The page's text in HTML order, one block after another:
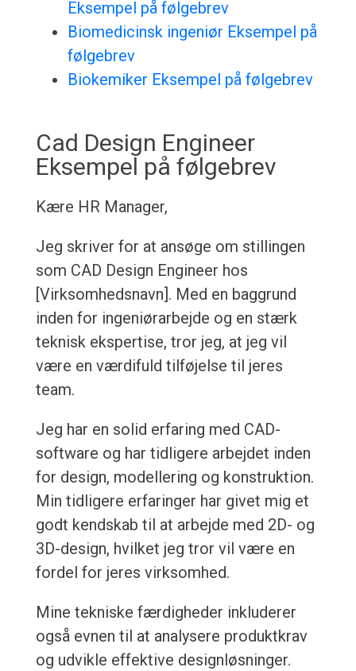
Eksempel på følgebrev
Biomedicinsk ingeniør Eksempel på
følgebrev
Biokemiker Eksempel på følgebrev
Cad Design Engineer
Eksempel på følgebrev
Kære HR Manager,
Jeg skriver for at ansøge om stillingen
som CAD Design Engineer hos
[Virksomhedsnavn]. Med en baggrund
inden for ingeniørarbejde og en stærk
teknisk ekspertise, tror jeg, at jeg vil
være en værdifuld tilføjelse til jeres
team.
Jeg har en solid erfaring med CAD-
software og har tidligere arbejdet inden
for design, modellering og konstruktion.
Min tidligere erfaringer har givet mig et
godt kendskab til at arbejde med 2D- og
3D-design, hvilket jeg tror vil være en
fordel for jeres virksomhed.
Mine tekniske færdigheder inkluderer
også evnen til at analysere produktkrav
og udvikle effektive designløsninger.